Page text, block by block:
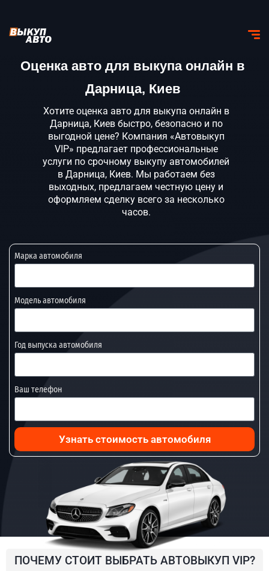
Оценка авто для выкупа онлайн в
Дарница, Киев
Хотите оценка авто для выкупа онлайн в
Дарница, Киев быстро, безопасно и по
выгодной цене? Компания «Автовыкуп
VIP» предлагает профессиональные
услуги по срочному выкупу автомобилей
в Дарница, Киев. Мы работаем без
выходных, предлагаем честную цену и
оформляем сделку всего за несколько
часов.
Марка автомобиля
Модель автомобиля
Год выпуска автомобиля
Ваш телефон
Узнать стоимость автомобиля
ПОЧЕМУ СТОИТ ВЫБРАТЬ АВТОВЫКУП VIP?